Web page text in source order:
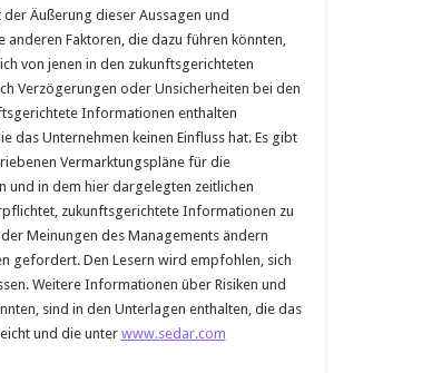
Äußerung dieser Aussagen und
anderen Faktoren, die dazu führen könnten,
von jenen in den zukunftsgerichteten
Verzögerungen oder Unsicherheiten bei den
Informationen enthalten
das Unternehmen keinen Einfluss hat. Es gibt
Vermarktungspläne für die
und in dem hier dargelegten zeitlichen
zukunftsgerichtete Informationen zu
Meinungen des Managements ändern
gefordert. Den Lesern wird empfohlen, sich
Weitere Informationen über Risiken und
sind in den Unterlagen enthalten, die das
und die unter www.sedar.com